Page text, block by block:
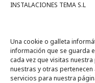
INSTALACIONES TEMA S.L
Una cookie o galleta
información que se guarda
cada vez que visitas
nuestras y otras
servicios para nuestra